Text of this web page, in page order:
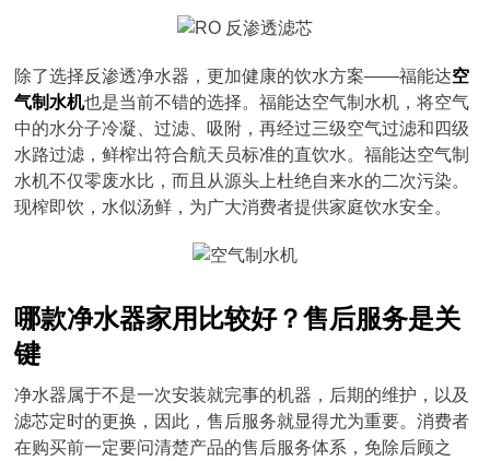
除了选择反渗透净水器，更加健康的饮水方案——福能达空
气制水机也是当前不错的选择。福能达空气制水机，将空气
中的水分子冷凝、过滤、吸附，再经过三级空气过滤和四级
水路过滤，鲜榨出符合航天员标准的直饮水。福能达空气制
水机不仅零废水比，而且从源头上杜绝自来水的二次污染。
现榨即饮，水似汤鲜，为广大消费者提供家庭饮水安全。
哪款净水器家用比较好？售后服务是关
键
净水器属于不是一次安装就完事的机器，后期的维护，以及
滤芯定时的更换，因此，售后服务就显得尤为重要。消费者
在购买前一定要问清楚产品的售后服务体系，免除后顾之